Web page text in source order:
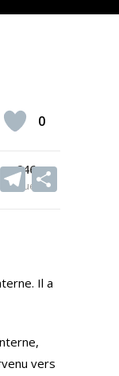
246
Vues
T T
a
0
Il a
vers